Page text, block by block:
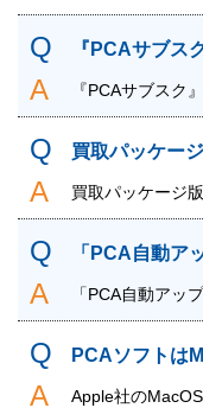
『PCAサブス
『PCAサブスク
買取パッケー
買取パッケージ
「PCA自動ア
「PCA自動アッ
PCAソフトは
Apple社のMacOS